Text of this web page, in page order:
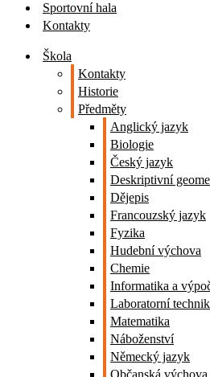
Sportovní hala
Kontakty
Škola
Kontakty
Historie
Předměty
Anglický jazyk
Biologie
Český jazyk
Deskriptivní
Dějepis
Francouzský jazyk
Fyzika
Hudební výchova
Chemie
Informatika a
Laboratorní
Matematika
Náboženství
Německý jazyk